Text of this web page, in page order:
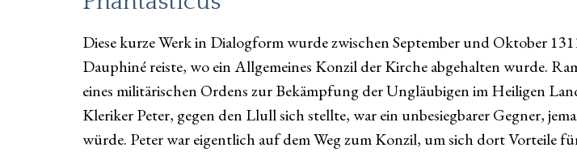
Diese kurze Werk in Dialogform wurde zwischen September und Oktober
Dauphiné reiste, wo ein Allgemeines Konzil der Kirche abgehalten wurde.
eines militärischen Ordens zur Bekämpfung der Ungläubigen im Heiligen
Kleriker Peter, gegen den Llull sich stellte, war ein unbesiegbarer Gegner,
würde. Peter war eigentlich auf dem Weg zum Konzil, um sich dort Vorteile